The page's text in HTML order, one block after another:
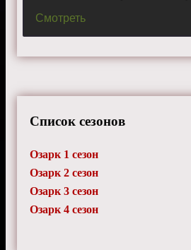
Смотреть
Список сезонов
Озарк 1 сезон
Озарк 2 сезон
Озарк 3 сезон
Озарк 4 сезон